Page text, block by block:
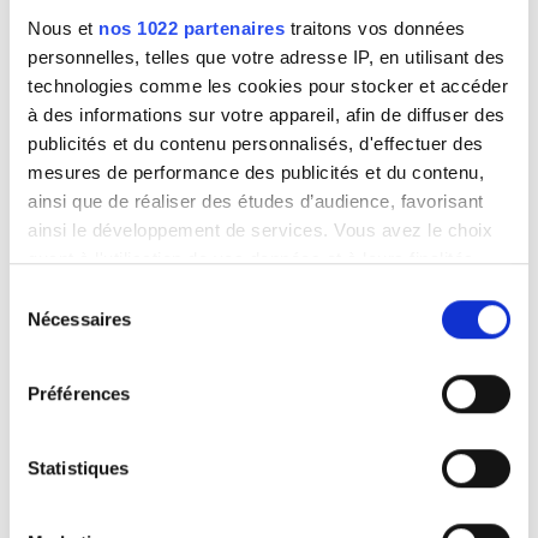
Nous et nos 1022 partenaires traitons vos données
personnelles, telles que votre adresse IP, en utilisant des
technologies comme les cookies pour stocker et accéder
à des informations sur votre appareil, afin de diffuser des
publicités et du contenu personnalisés, d'effectuer des
mesures de performance des publicités et du contenu,
ainsi que de réaliser des études d’audience, favorisant
ainsi le développement de services. Vous avez le choix
quant à l'utilisation de vos données et à leurs finalités.
tout moment en consultant la Déclaration relative aux
cookies ou en cliquant sur l'icône de confidentialité.
Si vous le permettez, nous aimerions également :
géographique qui peuvent être précises à plusieurs
Identifier votre appareil en l'analysant activement
Nécessaires
Préférences
Statistiques